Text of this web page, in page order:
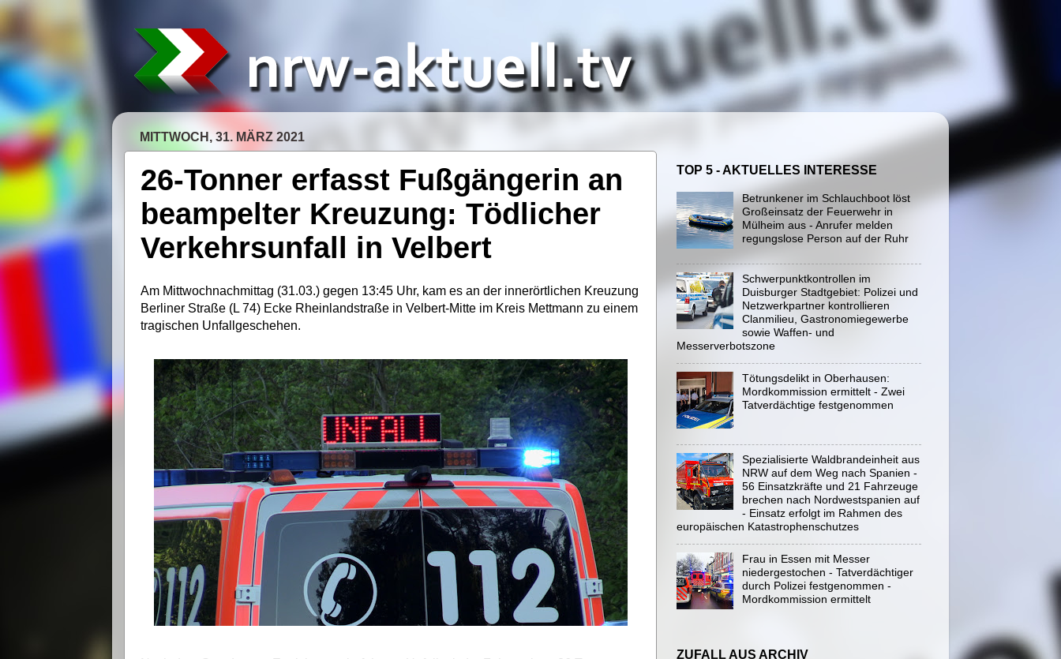
MITTWOCH, 31. MÄRZ 2021
26-Tonner erfasst Fußgängerin an
beampelter Kreuzung: Tödlicher
Verkehrsunfall in Velbert
Am Mittwochnachmittag (31.03.) gegen 13:45 Uhr, kam es an der innerörtlichen Kreuzung
Berliner Straße (L 74) Ecke Rheinlandstraße in Velbert-Mitte im Kreis Mettmann zu einem
tragischen Unfallgeschehen.
TOP 5 - AKTUELLES INTERESSE
Betrunkener im Schlauchboot löst
Großeinsatz der Feuerwehr in
Mülheim aus - Anrufer melden
regungslose Person auf der Ruhr
Schwerpunktkontrollen im
Duisburger Stadtgebiet: Polizei und
Netzwerkpartner kontrollieren
Clanmilieu, Gastronomiegewerbe
sowie Waffen- und
Messerverbotszone
Tötungsdelikt in Oberhausen:
Mordkommission ermittelt - Zwei
Tatverdächtige festgenommen
Spezialisierte Waldbrandeinheit aus
NRW auf dem Weg nach Spanien -
56 Einsatzkräfte und 21 Fahrzeuge
brechen nach Nordwestspanien auf
- Einsatz erfolgt im Rahmen des
europäischen Katastrophenschutzes
Frau in Essen mit Messer
niedergestochen - Tatverdächtiger
durch Polizei festgenommen -
Mordkommission ermittelt
ZUFALL AUS ARCHIV